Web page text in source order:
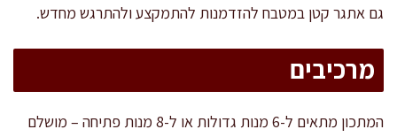
גם אתגר קטן במטבח להזדמנות להתמקצע ולהתרגש מחדש.
מרכיבים
המתכון מתאים ל-6 מנות גדולות או ל-8 מנות פתיחה – מושלם